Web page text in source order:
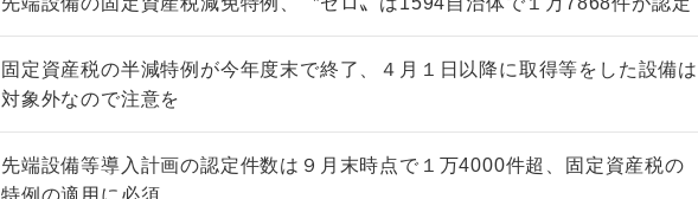
固定資産税の半減特例が今年度末で終了、４月１日以降に取得等をした設備は
対象外なので注意を
先端設備等導入計画の認定件数は９月末時点で１万4000件超、固定資産税の
特例の適用に必須